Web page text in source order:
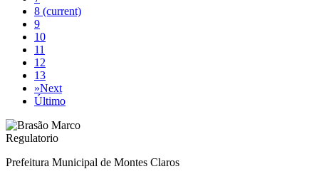
8 (current)
9
10
11
12
13
»Next
Último
Prefeitura Municipal de Montes Claros